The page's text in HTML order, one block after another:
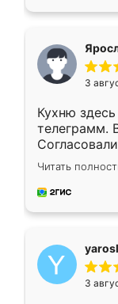
3
Кухню
телеграмм.
недели
довольны
мебель за
Читать
3